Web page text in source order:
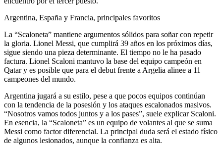
Argentina, España y Francia, principales favoritos
La “Scaloneta” mantiene argumentos sólidos para soñar con repetir
la gloria. Lionel Messi, que cumplirá 39 años en los próximos días,
sigue siendo una pieza determinante. El tiempo no le ha pasado
factura. Lionel Scaloni mantuvo la base del equipo campeón en
Qatar y es posible que para el debut frente a Argelia alinee a 11
campeones del mundo.
Argentina jugará a su estilo, pese a que pocos equipos continúan
con la tendencia de la posesión y los ataques escalonados masivos.
“Nosotros vamos todos juntos y a los pases”, suele explicar Scaloni.
En esencia, la “Scaloneta” es un equipo de volantes al que se suma
Messi como factor diferencial. La principal duda será el estado físico
de algunos lesionados, aunque la confianza es alta.